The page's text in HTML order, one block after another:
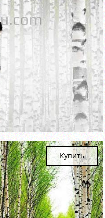
Купить